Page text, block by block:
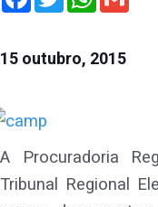
15 outubro, 2015
A Procuradoria
Tribunal Regional